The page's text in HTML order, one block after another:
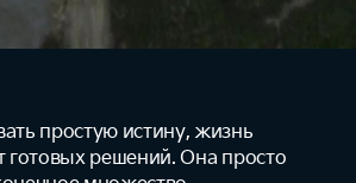
простую истину, жизнь
готовых решений. Она просто